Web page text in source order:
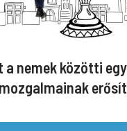
a nemek közötti